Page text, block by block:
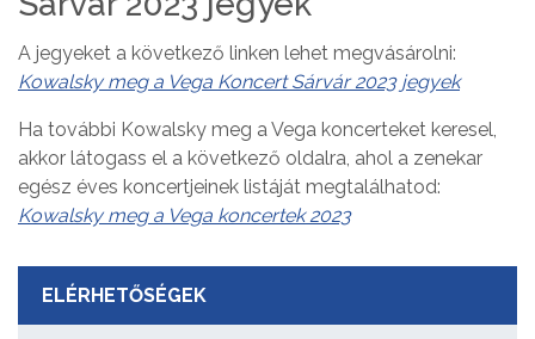
A jegyeket a következő linken lehet megvásárolni:
Kowalsky meg a Vega Koncert Sárvár 2023 jegyek
Ha további Kowalsky meg a Vega koncerteket keresel,
akkor látogass el a következő oldalra, ahol a zenekar
egész éves koncertjeinek listáját megtalálhatod:
Kowalsky meg a Vega koncertek 2023
ELÉRHETŐSÉGEK